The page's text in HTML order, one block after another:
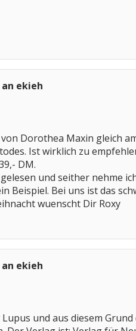
ekieh
Dorothea Maxin gleich
Ist wirklich zu
DM.
und seither nehme
Beispiel. Bei uns ist das
wuenscht Dir Roxy
ekieh
und aus diesem